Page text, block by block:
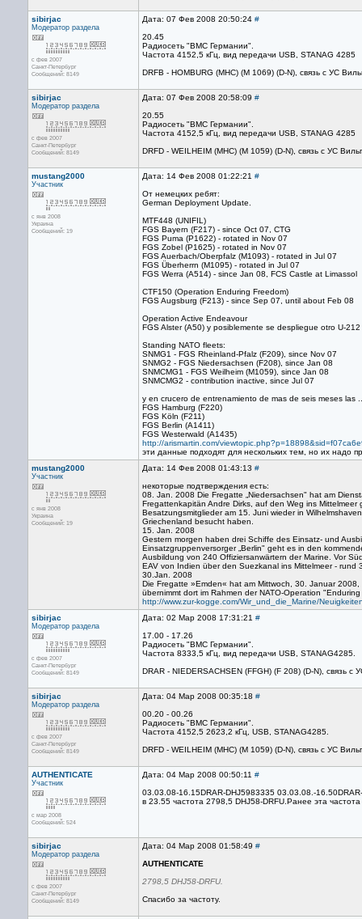
sibirjac
Модератор раздела
с фев 2007
Санкт-Петербург
Сообщений: 8149
Дата: 07 Фев 2008 20:50:24 #
20.45
Радиосеть "ВМС Германии".
Частота 4152,5 кГц, вид передачи USB, STANAG 4285
DRFB - HOMBURG (MHC) (M 1069) (D-N), связь с УС
sibirjac
Модератор раздела
с фев 2007
Санкт-Петербург
Сообщений: 8149
Дата: 07 Фев 2008 20:58:09 #
20.55
Радиосеть "ВМС Германии".
Частота 4152,5 кГц, вид передачи USB, STANAG 4285
DRFD - WEILHEIM (MHC) (M 1059) (D-N), связь с УС
mustang2000
Участник
с янв 2008
Украина
Сообщений: 19
Дата: 14 Фев 2008 01:22:21 #
От немецких ребят:
German Deployment Update.
MTF448 (UNIFIL)
FGS Bayern (F217) - since Oct 07, CTG
FGS Puma (P1622) - rotated in Nov 07
FGS Zobel (P1625) - rotated in Nov 07
FGS Auerbach/Oberpfalz (M1093) - rotated in Jul 07
FGS Überherrn (M1095) - rotated in Jul 07
FGS Werra (A514) - since Jan 08, FCS Castle at Limassol
CTF150 (Operation Enduring Freedom)
FGS Augsburg (F213) - since Sep 07, until about Feb 08
Operation Active Endeavour
FGS Alster (A50) y posiblemente se despliegue otro U-212
Standing NATO fleets:
SNMG1 - FGS Rheinland-Pfalz (F209), since Nov 07
SNMG2 - FGS Niedersachsen (F208), since Jan 08
SNMCMG1 - FGS Weilheim (M1059), since Jan 08
SNMCMG2 - contribution inactive, since Jul 07
y en crucero de entrenamiento de mas de seis meses las
FGS Hamburg (F220)
FGS Köln (F211)
FGS Berlin (A1411)
FGS Westerwald (A1435)
http://arismartin.com/
эти данные подходят для нескольких тем, но их надо
mustang2000
Участник
с янв 2008
Украина
Сообщений: 19
Дата: 14 Фев 2008 01:43:13 #
некоторые подтверждения есть:
08. Jan. 2008 Die Fregatte „Niedersachsen" hat am
Fregattenkapitän Andre Dirks, auf den Weg ins
Besatzungsmitglieder am 15. Juni wieder in
Griechenland besucht haben.
15. Jan. 2008
Gestern morgen haben drei Schiffe des Einsatz- und
Einsatzgruppenversorger „Berlin" geht es in den
Ausbildung von 240 Offiziersanwärtern der Marine. Vor
EAV von Indien über den Suezkanal ins Mittelmeer -
30.Jan. 2008
Die Fregatte »Emden« hat am Mittwoch, 30. Januar
übernimmt dort im Rahmen der NATO-Operation
http://www.zur-kogge.com/Wir_und_die_Marine/
sibirjac
Модератор раздела
с фев 2007
Санкт-Петербург
Сообщений: 8149
Дата: 02 Мар 2008 17:31:21 #
17.00 - 17.26
Радиосеть "ВМС Германии".
Частота 8333,5 кГц, вид передачи USB, STANAG4285.
DRAR - NIEDERSACHSEN (FFGH) (F 208) (D-N), связь с
sibirjac
Модератор раздела
с фев 2007
Санкт-Петербург
Сообщений: 8149
Дата: 04 Мар 2008 00:35:18 #
00.20 - 00.26
Радиосеть "ВМС Германии".
Частота 4152,5 2623,2 кГц, USB, STANAG4285.
DRFD - WEILHEIM (MHC) (M 1059) (D-N), связь с УС
AUTHENTICATE
Участник
с мар 2008
Сообщений: 524
Дата: 04 Мар 2008 00:50:11 #
03.03.08-16.15DRAR-DHJ5983335 03.03.08.-
в 23.55 частота 2798,5 DHJ58-DRFU.Ранее эта
sibirjac
Модератор раздела
с фев 2007
Санкт-Петербург
Сообщений: 8149
Дата: 04 Мар 2008 01:58:49 #
AUTHENTICATE
2798,5 DHJ58-DRFU.
Спасибо за частоту.